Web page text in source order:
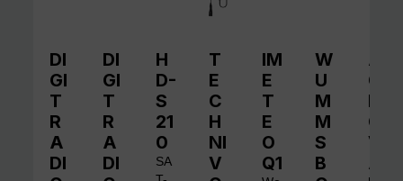
DI
GI
T
R
A
DI
DI
GI
T
R
A
DI
H
D-
S
21
0
SA
T
E
C
H
NI
V
IM
E
T
E
O
Q1
W
U
M
M
S
B
A
QI
N
O
V
A